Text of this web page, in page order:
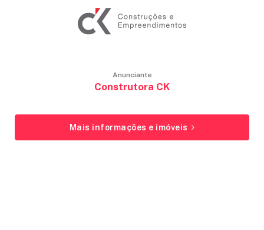
Anunciante
Construtora CK
Mais informações e imóveis